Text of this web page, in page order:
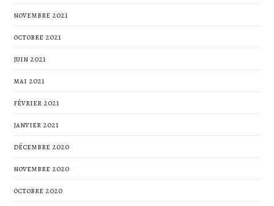
novembre 2021
octobre 2021
juin 2021
mai 2021
février 2021
janvier 2021
décembre 2020
novembre 2020
octobre 2020